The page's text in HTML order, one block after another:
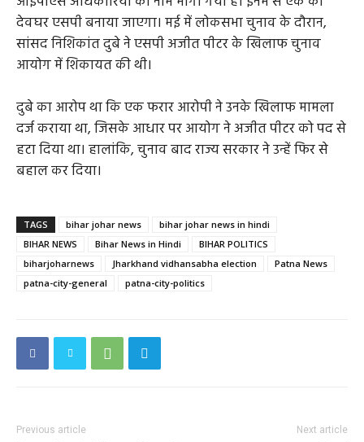
देवघर एसपी बनाया जाएगा। मई में लोकसभा चुनाव के दौरान,
सांसद निशिकांत दुबे ने एसपी अजीत पीटर के खिलाफ चुनाव
आयोग में शिकायत की थी।
दुबे का आरोप था कि एक फरार आरोपी ने उनके खिलाफ मामला
दर्ज कराया था, जिसके आधार पर आयोग ने अजीत पीटर को पद से
हटा दिया था। हालांकि, चुनाव बाद राज्य सरकार ने उन्हें फिर से
बहाल कर दिया।
TAGS bihar johar news
bihar johar news in hindi
BIHAR NEWS
Bihar News in Hindi
BIHAR POLITICS
biharjoharnews
Jharkhand vidhansabha election
Patna News
patna-city-general
patna-city-politics
Previous article Next article